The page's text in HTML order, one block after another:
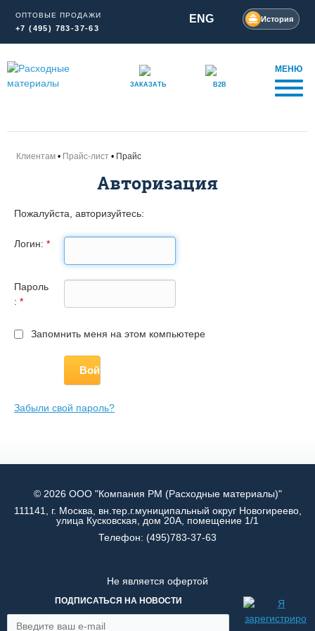
ОПТОВЫЕ ПРОДАЖИ
+7 (495) 783-37-63
ENG История
ЗАКАЗАТЬ B2B
МЕНЮ
Клиентам Прайс-лист Прайс
Авторизация
Пожалуйста, авторизуйтесь:
Логин: *
Пароль
: *
Запомнить меня на этом компьютере
Забыли свой пароль?
© 2026 ООО "Компания РМ (Расходные материалы)"
111141, г. Москва, вн.тер.г.муниципальный округ Новогиреево,
улица Кусковская, дом 20А, помещение 1/1
Телефон: (495)783-37-63
Не является офертой
ПОДПИСАТЬСЯ НА НОВОСТИ